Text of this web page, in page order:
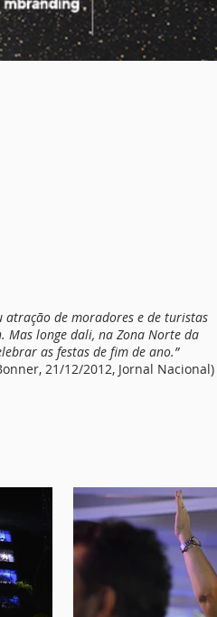
atração de moradores e de turistas
Mas longe dali, na Zona Norte da
as festas de fim de ano.”
21/12/2012, Jornal Nacional)